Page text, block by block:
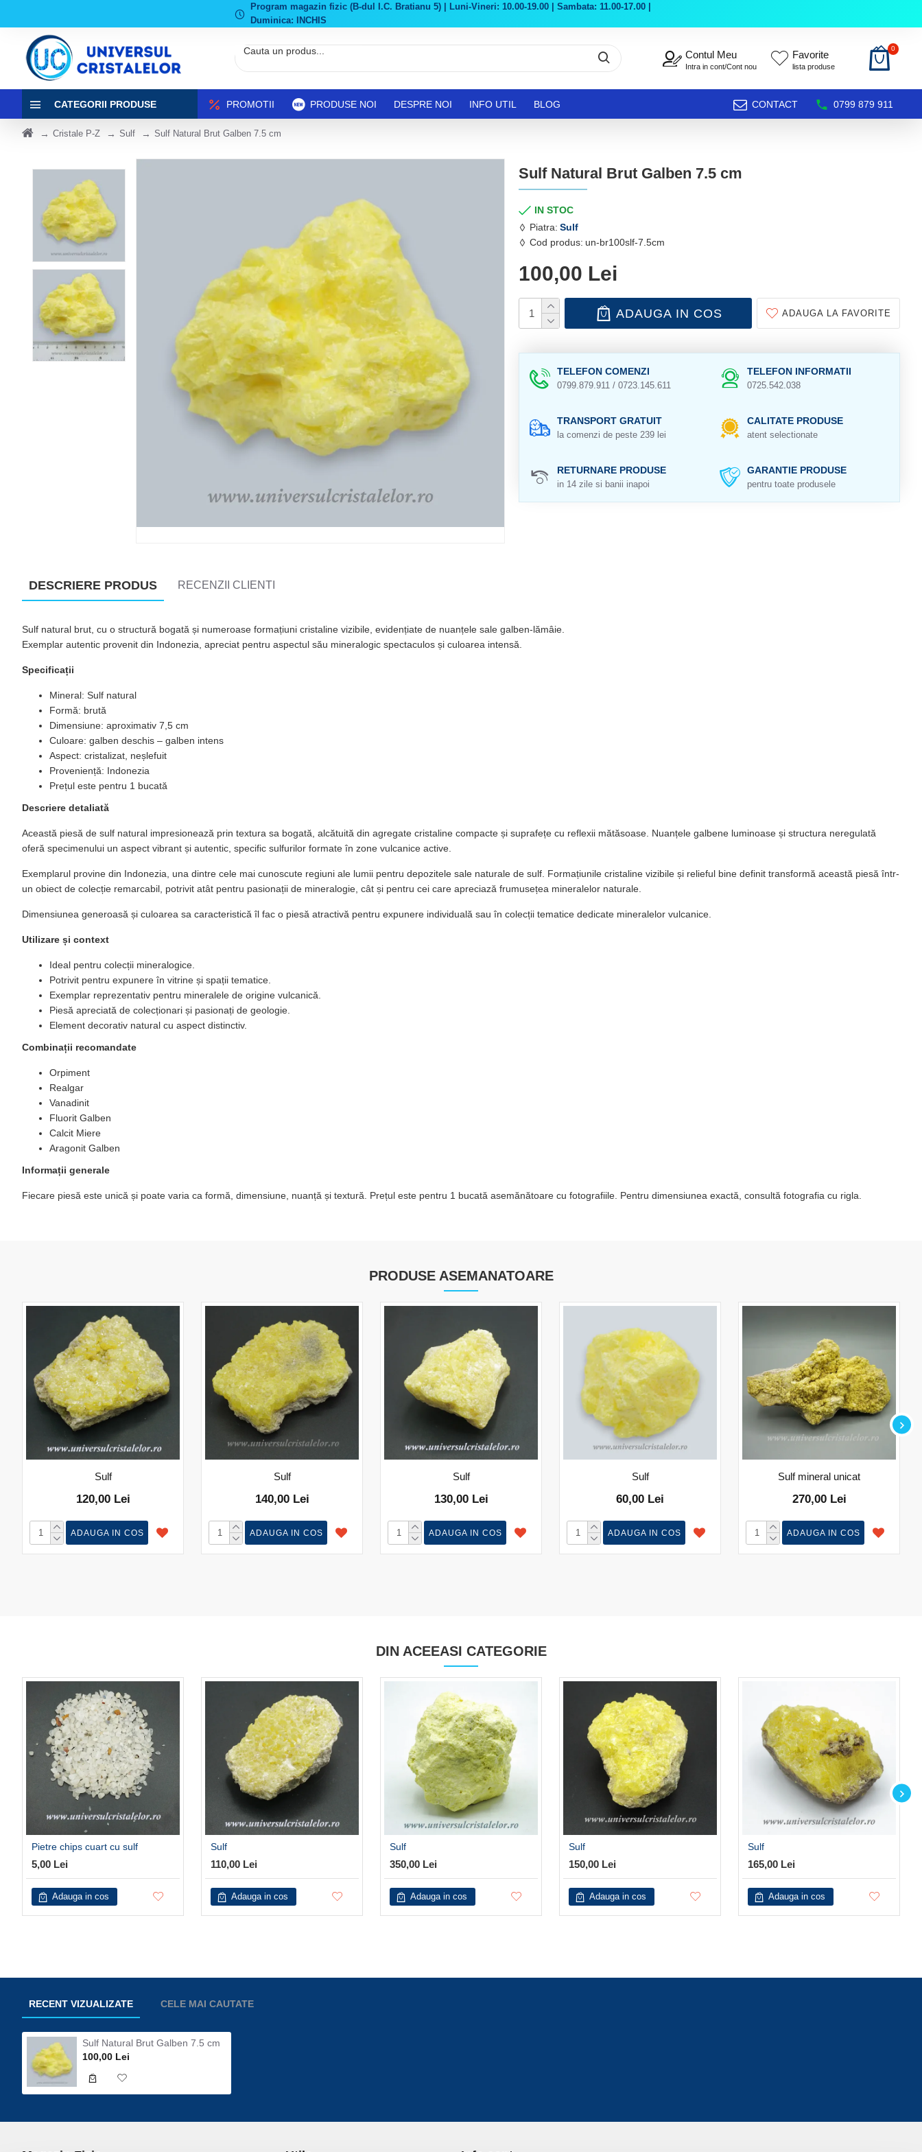
Program magazin fizic (B-dul I.C. Bratianu 5) | Luni-Vineri: 10.00-19.00 | Sambata: 11.00-17.00 |
Duminica: INCHIS
Contul Meu
Intra in cont/Cont nou
Favorite
lista produse
0
CATEGORII PRODUSE PROMOTII PRODUSE NOI DESPRE NOI INFO UTIL BLOG CONTACT 0799 879 911
Cristale P-Z Sulf Sulf Natural Brut Galben 7.5 cm
Sulf Natural Brut Galben 7.5 cm
IN STOC
Piatra: Sulf
Cod produs: un-br100slf-7.5cm
100,00 Lei
ADAUGA IN COS ADAUGA LA FAVORITE
TELEFON COMENZI
0799.879.911 / 0723.145.611
TELEFON INFORMATII
0725.542.038
TRANSPORT GRATUIT
la comenzi de peste 239 lei
CALITATE PRODUSE
atent selectionate
RETURNARE PRODUSE
in 14 zile si banii inapoi
GARANTIE PRODUSE
pentru toate produsele
DESCRIERE PRODUS RECENZII CLIENTI
Sulf natural brut, cu o structură bogată și numeroase formațiuni cristaline vizibile, evidențiate de nuanțele sale galben-lămâie.
Exemplar autentic provenit din Indonezia, apreciat pentru aspectul său mineralogic spectaculos și culoarea intensă.
Specificații
Mineral: Sulf natural
Formă: brută
Dimensiune: aproximativ 7,5 cm
Culoare: galben deschis – galben intens
Aspect: cristalizat, neșlefuit
Proveniență: Indonezia
Prețul este pentru 1 bucată
Descriere detaliată
Această piesă de sulf natural impresionează prin textura sa bogată, alcătuită din agregate cristaline compacte și suprafețe cu reflexii mătăsoase. Nuanțele galbene luminoase și structura neregulată
oferă specimenului un aspect vibrant și autentic, specific sulfurilor formate în zone vulcanice active.
Exemplarul provine din Indonezia, una dintre cele mai cunoscute regiuni ale lumii pentru depozitele sale naturale de sulf. Formațiunile cristaline vizibile și relieful bine definit transformă această piesă într-
un obiect de colecție remarcabil, potrivit atât pentru pasionații de mineralogie, cât și pentru cei care apreciază frumusețea mineralelor naturale.
Dimensiunea generoasă și culoarea sa caracteristică îl fac o piesă atractivă pentru expunere individuală sau în colecții tematice dedicate mineralelor vulcanice.
Utilizare și context
Ideal pentru colecții mineralogice.
Potrivit pentru expunere în vitrine și spații tematice.
Exemplar reprezentativ pentru mineralele de origine vulcanică.
Piesă apreciată de colecționari și pasionați de geologie.
Element decorativ natural cu aspect distinctiv.
Combinații recomandate
Orpiment
Realgar
Vanadinit
Fluorit Galben
Calcit Miere
Aragonit Galben
Informații generale
Fiecare piesă este unică și poate varia ca formă, dimensiune, nuanță și textură. Prețul este pentru 1 bucată asemănătoare cu fotografiile. Pentru dimensiunea exactă, consultă fotografia cu rigla.
PRODUSE ASEMANATOARE
Sulf
120,00 Lei
ADAUGA IN COS
Sulf
140,00 Lei
ADAUGA IN COS
Sulf
130,00 Lei
ADAUGA IN COS
Sulf
60,00 Lei
ADAUGA IN COS
Sulf mineral unicat
270,00 Lei
ADAUGA IN COS
DIN ACEEASI CATEGORIE
Pietre chips cuart cu sulf
5,00 Lei
Adauga in cos
Sulf
110,00 Lei
Adauga in cos
Sulf
350,00 Lei
Adauga in cos
Sulf
150,00 Lei
Adauga in cos
Sulf
165,00 Lei
Adauga in cos
RECENT VIZUALIZATE CELE MAI CAUTATE
Sulf Natural Brut Galben 7.5 cm
100,00 Lei